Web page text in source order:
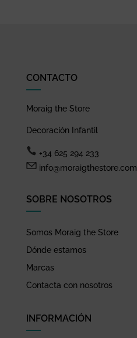
CONTACTO
Moraig the Store
Decoración Infantil
+34 625 294 233
info@moraigthestore.com
SOBRE NOSOTROS
Somos Moraig the Store
Dónde estamos
Marcas
Contacta con nosotros
INFORMACIÓN